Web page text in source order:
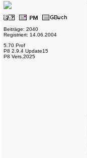
Beiträge: 2040
Registriert: 14.06.2004
5.70 Prof
P8 2.9.4 Update15
P8 Vers.2025